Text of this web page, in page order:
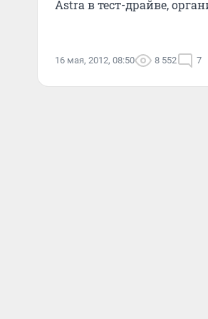
Astra в тест-драйве,
16 мая, 2012, 08:50 8 552 7